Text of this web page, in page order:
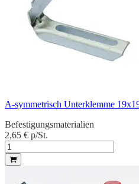
A-symmetrisch Unterklemme
Befestigungsmaterialien
2,65 € p/St.